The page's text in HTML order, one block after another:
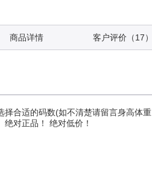
商品详情 客户评价（17
择合适的码数(如不清楚请留言身高体
对正品！ 绝对低价！